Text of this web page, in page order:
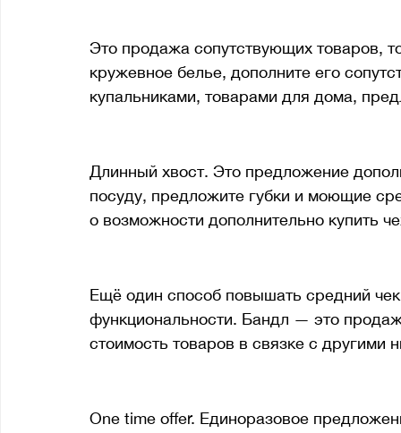
Это продажа сопутствующих товаров,
кружевное белье, дополните его
купальниками, товарами для дома,
Длинный хвост. Это предложение
посуду, предложите губки и моющие
о возможности дополнительно купить
Ещё один способ повышать средний
функциональности. Бандл — это
стоимость товаров в связке с другими
One time offer. Единоразовое